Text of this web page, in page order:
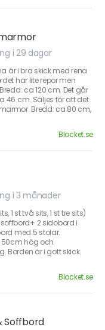
i 29 dagar
är i bra skick med rena
har lite repor men
ca 120 cm. Det går
46 cm. Säljes för att det
Bredd: ca 80 cm,
Blocket.se
i 3 månader
1 st två sits, 1 st tre sits)
2 sidobord i
med 5 stolar.
50cm hög och
Borden är i gott skick.
Blocket.se
Soffbord